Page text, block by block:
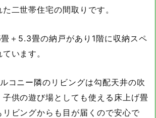
二世帯住宅の間取りです。
＋5.3畳の納戸があり1階に収納スペ
います。
コニー隣のリビングは勾配天井の吹
子供の遊び場としても使える床上げ畳
ビングからも目が届くので安心で